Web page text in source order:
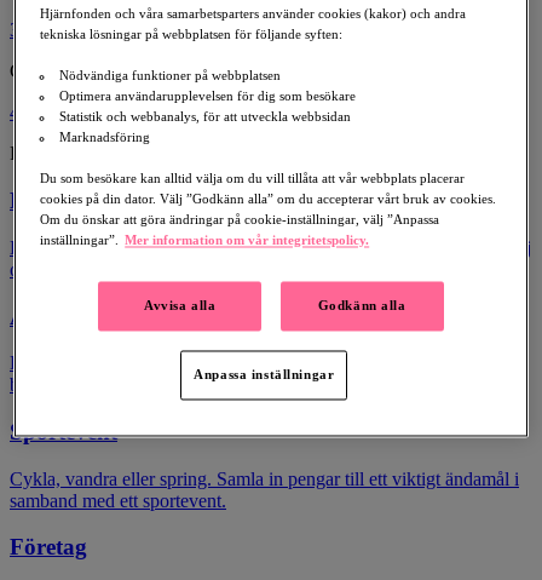
3
Gör din insamling personlig
4
Publicera din insamling
Födelsedag
En födelsedag du kommer att minnas för evigt. Be vänner och familj
om donationer i stället för födelsedagspresenter.
Årsdag
Be vänner och familj om donationer i stället för gåvor vid jubileum,
bröllop, studenten eller andre märkesdagar.
Sportevent
Cykla, vandra eller spring. Samla in pengar till ett viktigt ändamål i
samband med ett sportevent.
Företag
Hjärnfonden och våra samarbetsparters använder cookies (kakor) och andra
tekniska lösningar på webbplatsen för följande syften:
Nödvändiga funktioner på webbplatsen
Optimera användarupplevelsen för dig som besökare
Statistik och webbanalys, för att utveckla webbsidan
Marknadsföring
Du som besökare kan alltid välja om du vill tillåta att vår webbplats placerar
cookies på din dator. Välj ”Godkänn alla” om du accepterar vårt bruk av cookies.
Om du önskar att göra ändringar på cookie-inställningar, välj ”Anpassa
inställningar”. Mer information om vår integritetspolicy.
Avvisa alla Godkänn alla
Anpassa inställningar